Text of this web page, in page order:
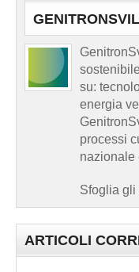
su:
energia
processi
nazionale
Sfoglia gli
ARTICOLI